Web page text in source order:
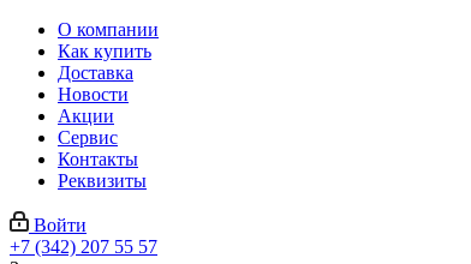
О компании
Как купить
Доставка
Новости
Акции
Сервис
Контакты
Реквизиты
Войти
+7 (342) 207 55 57